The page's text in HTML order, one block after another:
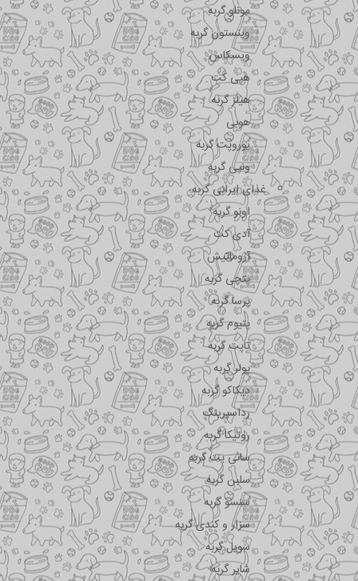
مونلو گربه
وینستون گربه
ویسکاس
هپی کت
هیلز گربه
هوبی
یوروپت گربه
ونپی گربه
غذای ایرانی گربه
اونو گربه
آدی کت
آروماتیش
پتچی گربه
پرسا گربه
پتیوم گربه
تاپت گربه
پولر گربه
دیکاکو گربه
رداسپرینگ
روتیکا گربه
سانی پت گربه
سلبن گربه
سنسو گربه
سزار و کندی گربه
سویل گربه
شایر گربه